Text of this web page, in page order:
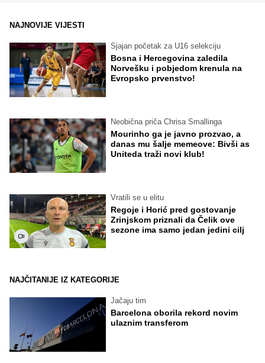
NAJNOVIJE VIJESTI
Sjajan početak za U16 selekciju
Bosna i Hercegovina zaledila
Norvešku i pobjedom krenula na
Evropsko prvenstvo!
Neobična priča Chrisa Smallinga
Mourinho ga je javno prozvao, a
danas mu šalje memeove: Bivši as
Uniteda traži novi klub!
Vratili se u elitu
Regoje i Horić pred gostovanje
Zrinjskom priznali da Čelik ove
sezone ima samo jedan jedini cilj
NAJČITANIJE IZ KATEGORIJE
Jačaju tim
Barcelona oborila rekord novim
ulaznim transferom